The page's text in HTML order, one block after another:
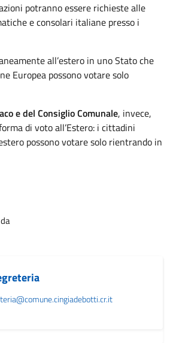
potranno essere richieste alle
e consolari italiane presso i
all’estero in uno Stato che
Europea possono votare solo
e del Consiglio Comunale, invece,
di voto all’Estero: i cittadini
possono votare solo rientrando in